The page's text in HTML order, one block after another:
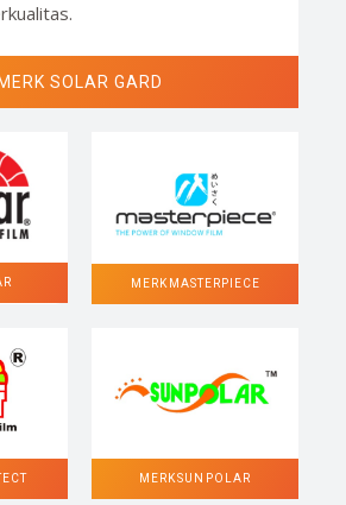
MERK SOLAR GARD
MERK MASTERPIECE
MERK SUN POLAR